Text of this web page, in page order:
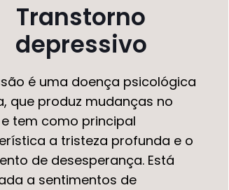
Transtorno
depressivo
é uma doença psicológica
que produz mudanças no
tem como principal
a tristeza profunda e o
de desesperança. Está
a sentimentos de